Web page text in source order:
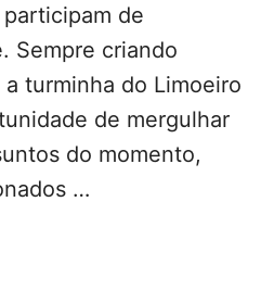
de
Sempre criando
turminha do Limoeiro
de mergulhar
do momento,
…